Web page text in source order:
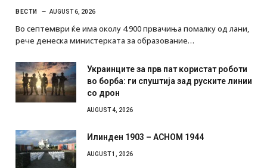
ВЕСТИ AUGUST 6, 2026
Во септември ќе има околу 4.900 првачиња помалку од лани,
рече денеска министерката за образование…
Украинците за прв пат користат роботи
во борба: ги спуштија зад руските линии
со дрон
AUGUST 4, 2026
Илинден 1903 – АСНОМ 1944
AUGUST 1, 2026